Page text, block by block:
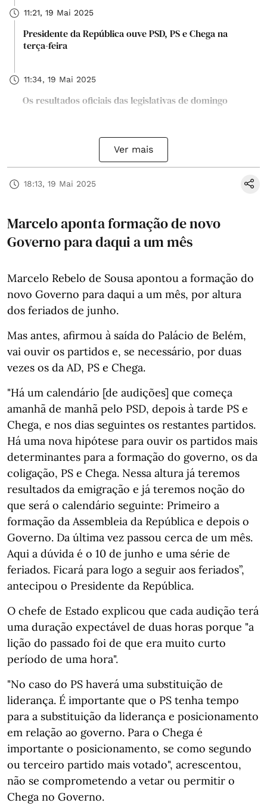
11:21, 19 Mai 2025
Presidente da República ouve PSD, PS e Chega na
terça-feira
11:34, 19 Mai 2025
Os resultados oficiais das legislativas de domingo
Ver mais
18:13, 19 Mai 2025
Marcelo aponta formação de novo
Governo para daqui a um mês
Marcelo Rebelo de Sousa apontou a formação do
novo Governo para daqui a um mês, por altura
dos feriados de junho.
Mas antes, afirmou à saída do Palácio de Belém,
vai ouvir os partidos e, se necessário, por duas
vezes os da AD, PS e Chega.
"Há um calendário [de audições] que começa
amanhã de manhã pelo PSD, depois à tarde PS e
Chega, e nos dias seguintes os restantes partidos.
Há uma nova hipótese para ouvir os partidos mais
determinantes para a formação do governo, os da
coligação, PS e Chega. Nessa altura já teremos
resultados da emigração e já teremos noção do
que será o calendário seguinte: Primeiro a
formação da Assembleia da República e depois o
Governo. Da última vez passou cerca de um mês.
Aqui a dúvida é o 10 de junho e uma série de
feriados. Ficará para logo a seguir aos feriados”,
antecipou o Presidente da República.
O chefe de Estado explicou que cada audição terá
uma duração expectável de duas horas porque "a
lição do passado foi de que era muito curto
período de uma hora".
"No caso do PS haverá uma substituição de
liderança. É importante que o PS tenha tempo
para a substituição da liderança e posicionamento
em relação ao governo. Para o Chega é
importante o posicionamento, se como segundo
ou terceiro partido mais votado", acrescentou,
não se comprometendo a vetar ou permitir o
Chega no Governo.